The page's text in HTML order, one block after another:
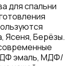
для спальни
Ясеня, Берёзы.
эмаль, МДФ/